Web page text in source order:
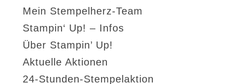
Mein Stempelherz-Team
Stampin‘ Up! – Infos
Über Stampin’ Up!
Aktuelle Aktionen
24-Stunden-Stempelaktion